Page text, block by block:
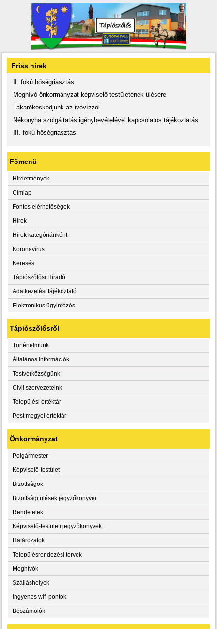
Friss hírek
II. fokú hőségriasztás
Meghívó önkormányzat képviselő-testületének ülésére
Takarékoskodjunk az ivóvízzel
Nékonyha szolgáltatás igénybevételével kapcsolatos tájékoztatás
III. fokú hőségriasztás
Főmenü
Hirdetmények
Címlap
Fontos elérhetőségek
Hírek
Hírek kategóriánként
Koronavírus
Keresés
Tápiószőlősi Híradó
Adatkezelési tájékoztató
Elektronikus ügyintézés
Tápiószőlősről
Történelmünk
Általános információk
Testvérközségünk
Civil szervezeteink
Települési értéktár
Pest megyei értéktár
Önkormányzat
Polgármester
Képviselő-testület
Bizottságok
Bizottsági ülések jegyzőkönyvei
Rendeletek
Képviselő-testületi jegyzőkönyvek
Határozatok
Településrendezési tervek
Meghívók
Szálláshelyek
Ingyenes wifi pontok
Beszámolók